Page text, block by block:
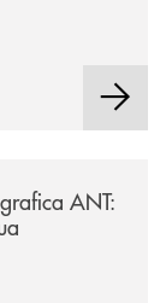
ANT: